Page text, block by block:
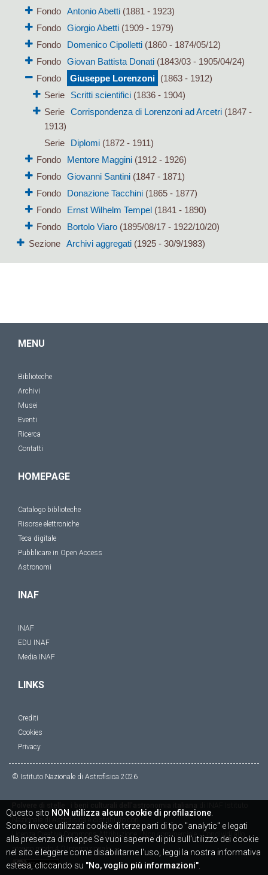
Fondo Antonio Abetti(1881 - 1923)
Fondo Giorgio Abetti(1909 - 1979)
Fondo
Domenico Cipolletti(1860 - 1874/05/12)
Fondo Giovan Battista Donati(1843/03 - 1905/04/24)
Fondo
Giuseppe Lorenzoni (1863 - 1912)
Serie
Scritti scientifici (1836 - 1904)
Serie
Corrispondenza di Lorenzoni ad Arcetri (1847 -
1913)
Serie
Diplomi (1872 - 1911)
Fondo
Mentore Maggini(1912 - 1926)
Fondo Giovanni Santini(1847 - 1871)
Fondo
Donazione Tacchini(1865 - 1877)
Fondo
Ernst Wilhelm Tempel(1841 - 1890)
Fondo
Bortolo Viaro(1895/08/17 - 1922/10/20)
Sezione
Archivi aggregati(1925 - 30/9/1983)
MENU
Biblioteche
Archivi
Musei
Eventi
Ricerca
Contatti
HOMEPAGE
Catalogo biblioteche
Risorse elettroniche
Teca digitale
Pubblicare in Open Access
Astronomi
INAF
INAF
EDU INAF
Media INAF
LINKS
Crediti
Cookies
Privacy
© Istituto Nazionale di Astrofisica 2026
Licenza
Creative Commons Attribuzione - Non commerciale - Condividi allo
stesso modo 4.0 Internazionale
Questo sito NON utilizza alcun cookie di profilazione
Sono invece utilizzati cookie di terze parti di tipo "analytic" e legati
alla presenza di mappe.Se vuoi saperne di più sull'utilizzo dei cookie
nel sito e leggere come disabilitarne l'uso, leggi la nostra informativa
estesa, cliccando su "No, voglio più informazioni"